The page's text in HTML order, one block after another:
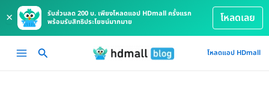
×
รับส่วนลด 200 บ. เพียงโหลดแอป HDmall ครั้งแรก
พร้อมรับสิทธิประโยชน์มากมาย
โหลดเลย
Main
โหลดแอป HDmall